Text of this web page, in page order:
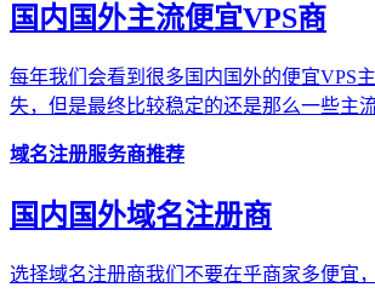
国内国外主流便宜VPS商
每年我们会看到很多国内国外的便宜VPS
失，但是最终比较稳定的还是那么一些主
域名注册服务商推荐
国内国外域名注册商
选择域名注册商我们不要在乎商家多便宜